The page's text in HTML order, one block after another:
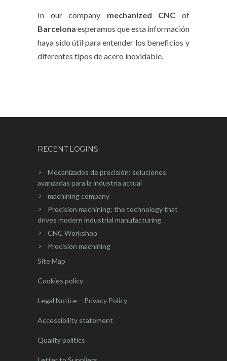
In our company mechanized CNC of
Barcelona esperamos que esta información
haya sido útil para entender los beneficios y
diferentes tipos de acero inoxidable.
RECENT LOGINS
Mecanizados de precisión: soluciones
avanzadas para la industria actual
machining company
Precision machining: the technology that
drives modern industrial manufacturing
CNC Workshop
Precision machining
Site Map
Cookies policy
Legal Notice – Privacy Policy
Accessibility statement
Quality politics